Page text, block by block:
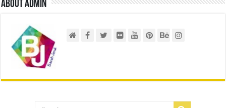
About admin